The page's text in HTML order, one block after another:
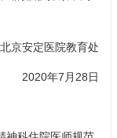
安定医院教育处
2020年7月28日